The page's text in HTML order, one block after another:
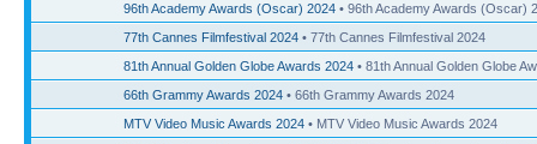
96th Academy Awards (Oscar) 2024 • 96th Academy Awards (Oscar)
77th Cannes Filmfestival 2024 • 77th Cannes Filmfestival 2024
81th Annual Golden Globe Awards 2024 • 81th Annual Golden Globe
66th Grammy Awards 2024 • 66th Grammy Awards 2024
MTV Video Music Awards 2024 • MTV Video Music Awards 2024